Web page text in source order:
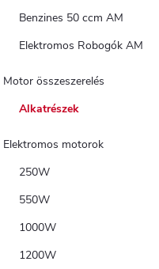
Benzines 50 ccm AM
Elektromos Robogók AM
Motor összeszerelés
Alkatrészek
Elektromos motorok
250W
550W
1000W
1200W